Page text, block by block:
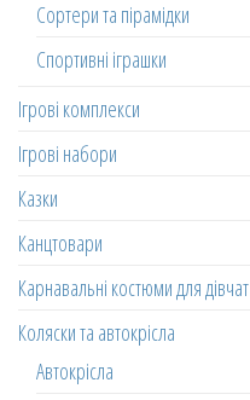
Сортери та пірамідки
Спортивні іграшки
Ігрові комплекси
Ігрові набори
Казки
Канцтовари
Карнавальні костюми для дівчат
Коляски та автокрісла
Автокрісла